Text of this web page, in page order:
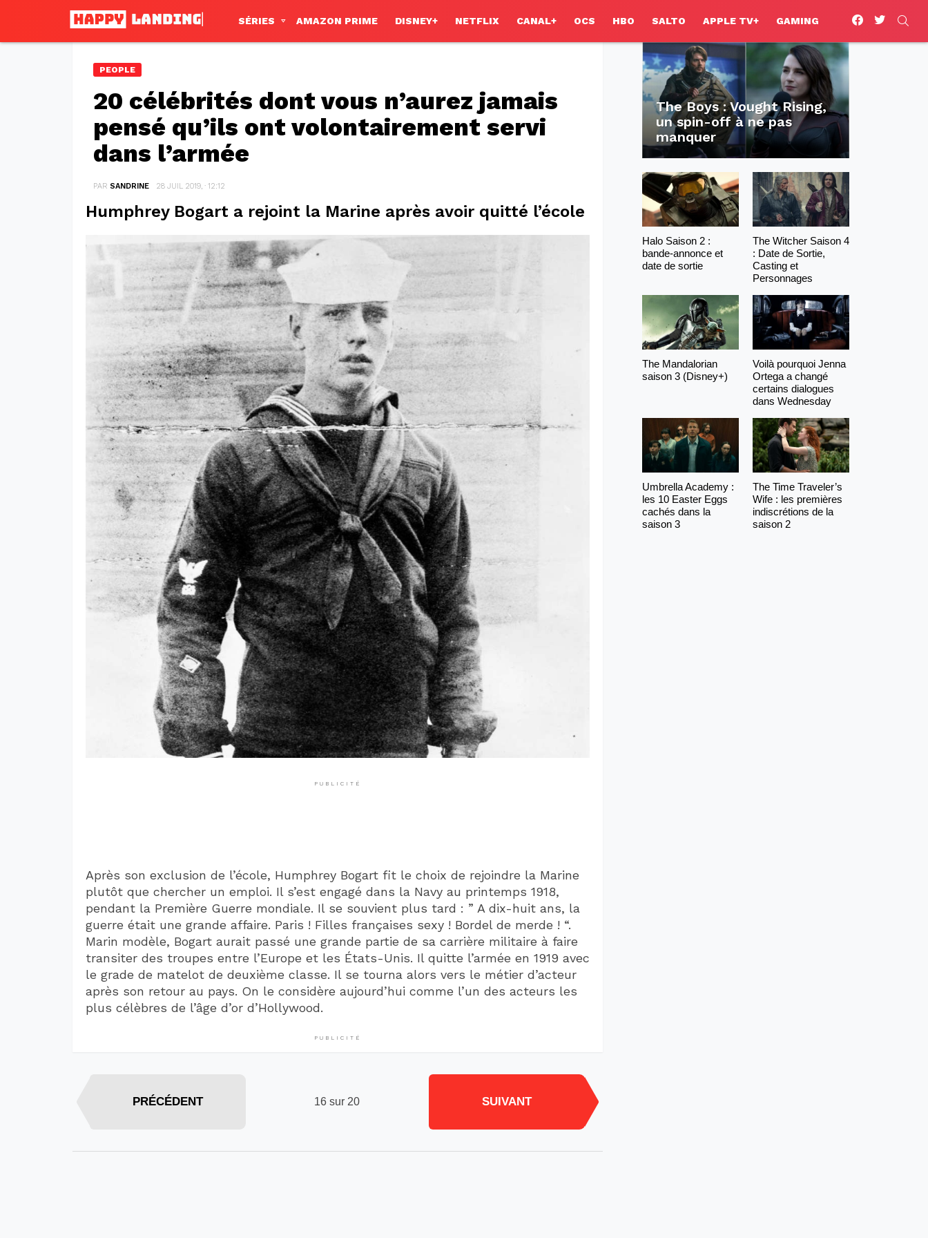
SÉRIES AMAZON PRIME DISNEY+ NETFLIX CANAL+ OCS HBO SALTO APPLE TV+ GAMING
facebooktwitter
PEOPLE
20 célébrités dont vous n’aurez jamais
pensé qu’ils ont volontairement servi
dans l’armée
PAR SANDRINE 28 JUIL 2019, · 12:12
Humphrey Bogart a rejoint la Marine après avoir quitté l’école
PUBLICITÉ
Après son exclusion de l’école, Humphrey Bogart fit le choix de rejoindre la Marine
plutôt que chercher un emploi. Il s’est engagé dans la Navy au printemps 1918,
pendant la Première Guerre mondiale. Il se souvient plus tard : ” A dix-huit ans, la
guerre était une grande affaire. Paris ! Filles françaises sexy ! Bordel de merde ! “.
Marin modèle, Bogart aurait passé une grande partie de sa carrière militaire à faire
transiter des troupes entre l’Europe et les États-Unis. Il quitte l’armée en 1919 avec
le grade de matelot de deuxième classe. Il se tourna alors vers le métier d’acteur
après son retour au pays. On le considère aujourd’hui comme l’un des acteurs les
plus célèbres de l’âge d’or d’Hollywood.
PUBLICITÉ
16 sur 20
PRÉCÉDENT SUIVANT
The Boys : Vought Rising,
un spin-off à ne pas
manquer
Halo Saison 2 :
bande-annonce et
date de sortie
The Witcher Saison 4
: Date de Sortie,
Casting et
Personnages
The Mandalorian
saison 3 (Disney+)
Voilà pourquoi Jenna
Ortega a changé
certains dialogues
dans Wednesday
Umbrella Academy :
les 10 Easter Eggs
cachés dans la
saison 3
The Time Traveler’s
Wife : les premières
indiscrétions de la
saison 2